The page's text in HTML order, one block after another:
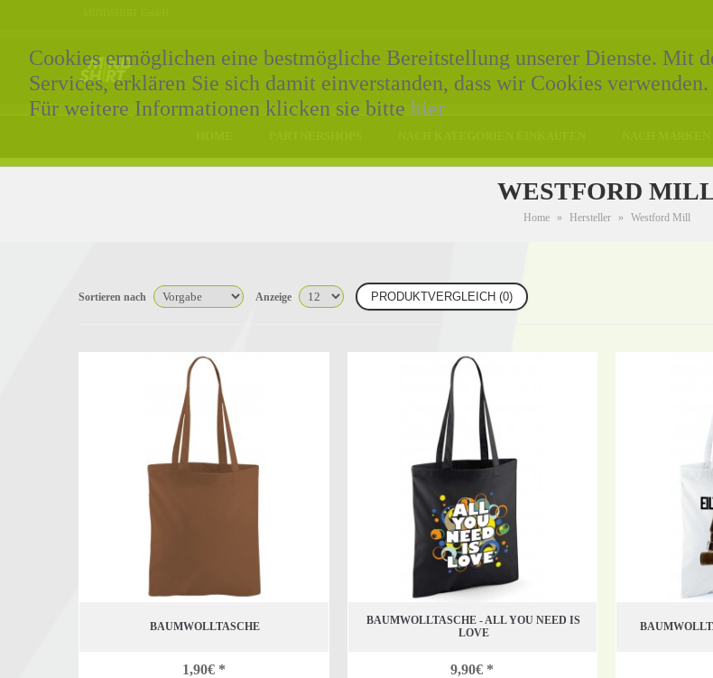
WESTFORD
Home » Hersteller » Westford Mill
Sortieren nach Anzeige PRODUKTVERGLEICH (0)
BAUMWOLLTASCHE
1,90€ *
BAUMWOLLTASCHE - ALL YOU NEED IS
LOVE
9,90€ *
Cookies ermöglichen eine bestmögliche Bereitstellung unserer Dienste. Mit
Services, erklären Sie sich damit einverstanden, dass wir Cookies verwenden.
Für weitere Informationen klicken sie bitte hier